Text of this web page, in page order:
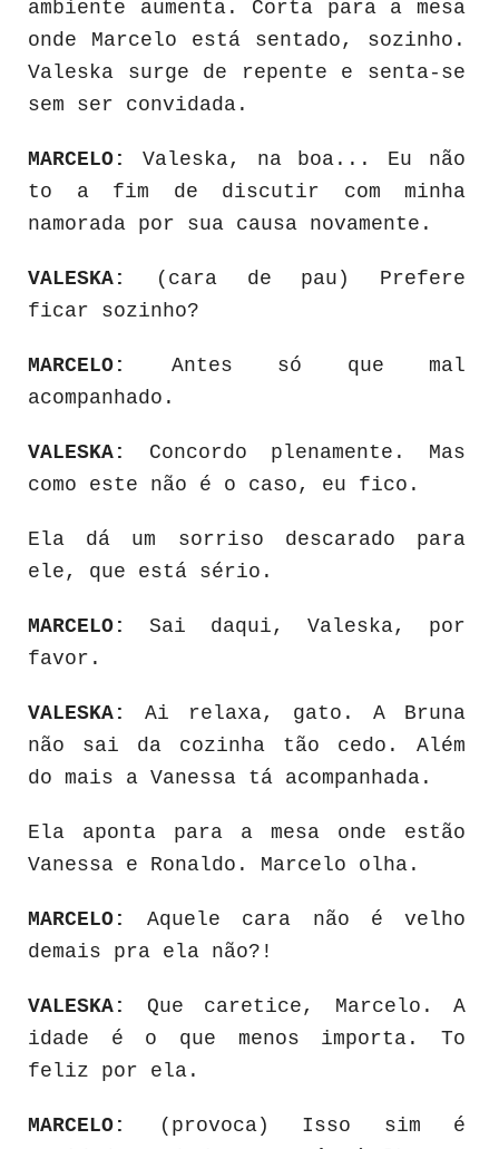
ambiente aumenta. Corta para a mesa
onde Marcelo está sentado, sozinho.
Valeska surge de repente e senta-se
sem ser convidada.
MARCELO:
Valeska, na boa... Eu não
to a fim de discutir com minha
namorada por sua causa novamente.
VALESKA:
(cara de pau) Prefere
ficar sozinho?
MARCELO:
Antes só que mal
acompanhado.
VALESKA:
Concordo plenamente. Mas
como este não é o caso, eu fico.
Ela dá um sorriso descarado para
ele, que está sério.
MARCELO:
Sai daqui, Valeska, por
favor.
VALESKA:
Ai relaxa, gato. A Bruna
não sai da cozinha tão cedo. Além
do mais a Vanessa tá acompanhada.
Ela aponta para a mesa onde estão
Vanessa e Ronaldo. Marcelo olha.
MARCELO:
Aquele cara não é velho
demais pra ela não?!
VALESKA:
Que caretice, Marcelo. A
idade é o que menos importa. To
feliz por ela.
MARCELO:
(provoca) Isso sim é